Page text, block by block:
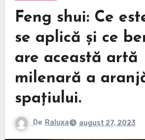
Feng shui: Ce
se aplică și ce
are această artă
milenară a
spațiului.
De Raluxa august 27, 2023